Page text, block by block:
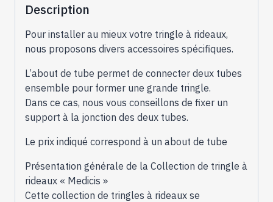
de
Tube
Ø35mm
-
64097
Description
Pour installer au mieux votre tringle à rideaux,
nous proposons divers accessoires spécifiques.
L’about de tube permet de connecter deux tubes
ensemble pour former une grande tringle.
Dans ce cas, nous vous conseillons de fixer un
support à la jonction des deux tubes.
Le prix indiqué correspond à un about de tube
Présentation générale de la Collection de tringle à
rideaux « Medicis »
Cette collection de tringles à rideaux se